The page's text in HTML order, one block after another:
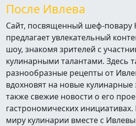
После Ивлева
Сайт, посвященный шеф-повару
предлагает увлекательный
шоу, знакомя зрителей с
кулинарными талантами. Здесь
разнообразные рецепты от
вдохновят на новые кулинарные
также свежие новости о его
гастрономических
миру кулинарии вместе с